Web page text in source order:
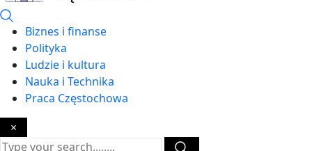
Biznes i finanse
Polityka
Ludzie i kultura
Nauka i Technika
Praca Częstochowa
×